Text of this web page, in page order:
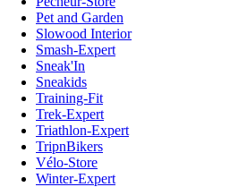
Pet and Garden
Slowood Interior
Smash-Expert
Sneak'In
Sneakids
Training-Fit
Trek-Expert
Triathlon-Expert
TripnBikers
Vélo-Store
Winter-Expert